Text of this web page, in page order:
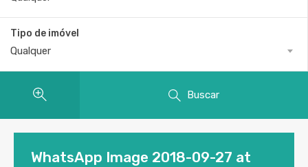
Tipo de imóvel
Qualquer
Buscar
WhatsApp Image 2018-09-27 at